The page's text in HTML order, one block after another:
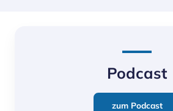
Podcast
zum Podcast